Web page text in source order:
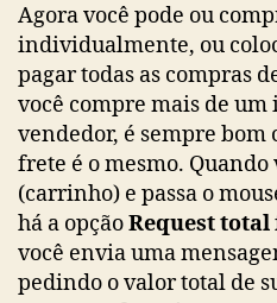
Agora você pode ou
individualmente, ou
pagar todas as compras
você compre mais de um
vendedor, é sempre
frete é o mesmo. Quando
(carrinho) e passa o
há a opçãoRequest
você envia uma
pedindo o valor total de